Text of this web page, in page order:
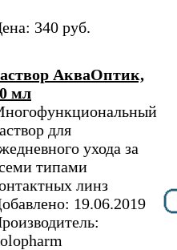
340 руб.
АкваОптик,
мл
для
ухода за
типами
линз
19.06.2019